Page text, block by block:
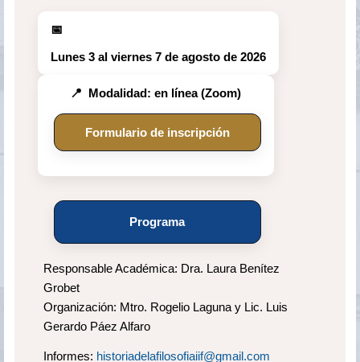
📅
Lunes 3 al viernes 7 de agosto de 2026
📍 Modalidad: en línea (Zoom)
Formulario de inscripción
Programa
Responsable Académica: Dra. Laura Benítez
Grobet
Organización: Mtro. Rogelio Laguna y Lic. Luis
Gerardo Páez Alfaro
Informes: historiadelafilosofiaiif@gmail.com